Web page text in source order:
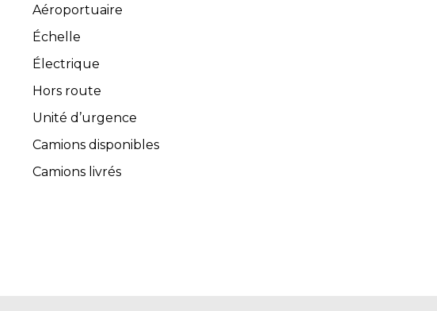
Aéroportuaire
Échelle
Électrique
Hors route
Unité d’urgence
Camions disponibles
Camions livrés